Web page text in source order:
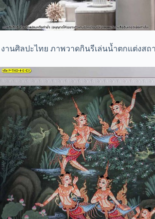
งานศิลปะไทย ภาพวาดกินรีเล่นน้ำตกแต่งสถ